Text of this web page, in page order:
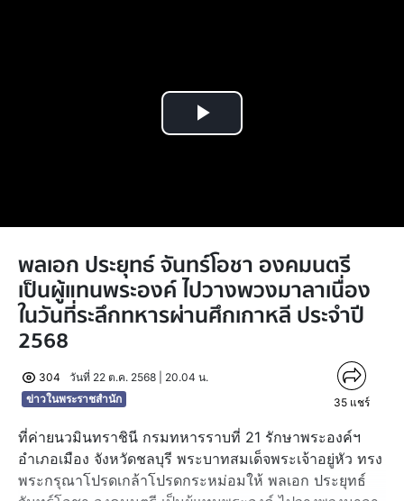
Play
พลเอก ประยุทธ์ จันทร์โอชา องคมนตรี
เป็นผู้แทนพระองค์ ไปวางพวงมาลาเนื่อง
ในวันที่ระลึกทหารผ่านศึกเกาหลี ประจำปี
2568
304
วันที่ 22 ต.ค. 2568 | 20.04 น.
ข่าวในพระราชสำนัก
35 แชร์
ที่ค่ายนวมินทราชินี กรมทหารราบที่ 21 รักษาพระองค์ฯ
อำเภอเมือง จังหวัดชลบุรี พระบาทสมเด็จพระเจ้าอยู่หัว ทรง
พระกรุณาโปรดเกล้าโปรดกระหม่อมให้ พลเอก ประยุทธ์